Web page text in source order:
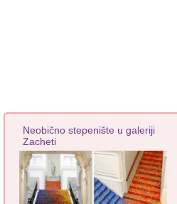
Neobično stepenište u galeriji
Zacheti